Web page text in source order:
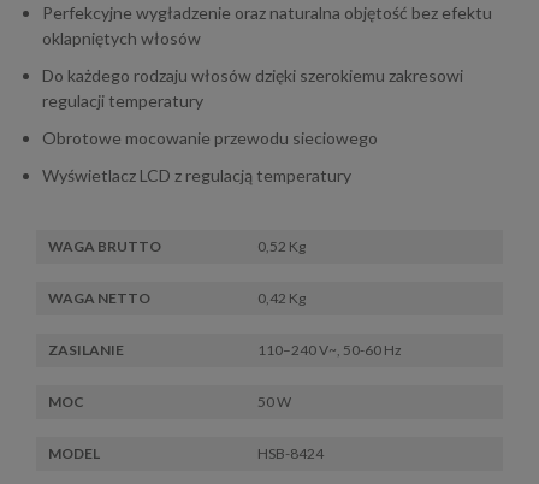
Perfekcyjne wygładzenie oraz naturalna objętość bez efektu
oklapniętych włosów
Do każdego rodzaju włosów dzięki szerokiemu zakresowi
regulacji temperatury
Obrotowe mocowanie przewodu sieciowego
Wyświetlacz LCD z regulacją temperatury
WAGA BRUTTO 0,52 Kg
WAGA NETTO 0,42 Kg
ZASILANIE 110–240 V~, 50-60 Hz
MOC 50 W
MODEL HSB-8424